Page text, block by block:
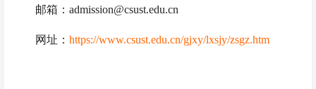
邮箱： admission@csust.edu.cn
网址： https://www.csust.edu.cn/gjxy/lxsjy/zsgz.htm